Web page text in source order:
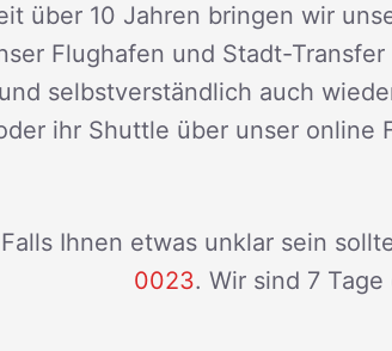
über 10 Jahren bringen wir
Flughafen und Stadt-
und selbstverständlich auch
ihr Shuttle über unser online
Falls Ihnen etwas unklar sein
0023. Wir sind 7